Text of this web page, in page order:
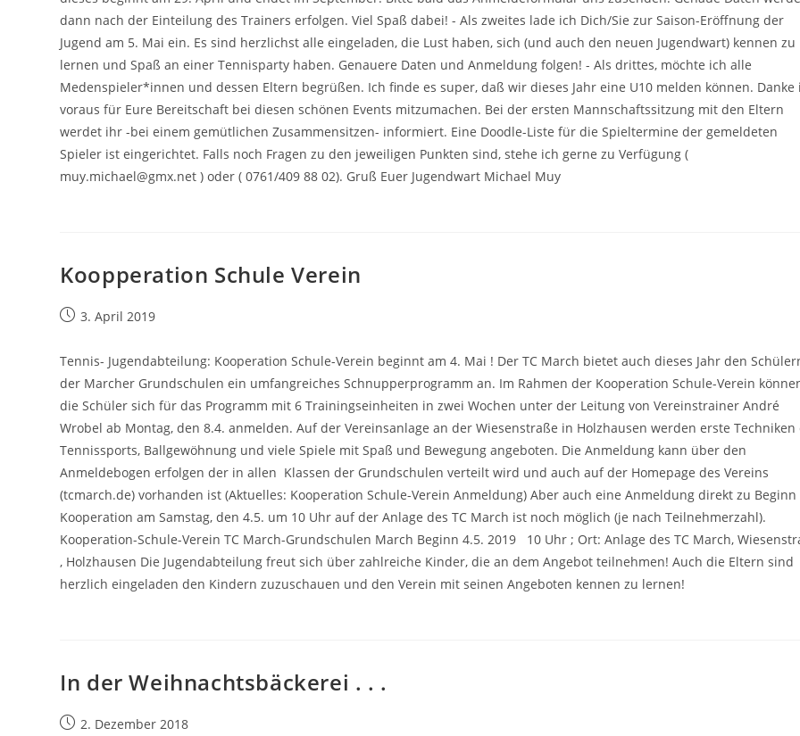
dann nach der Einteilung des Trainers erfolgen. Viel Spaß dabei! - Als zweites lade ich Dich/Sie zur Saison-Eröffnung der
Jugend am 5. Mai ein. Es sind herzlichst alle eingeladen, die Lust haben, sich (und auch den neuen Jugendwart) kennen zu
lernen und Spaß an einer Tennisparty haben. Genauere Daten und Anmeldung folgen! - Als drittes, möchte ich alle
Medenspieler*innen und dessen Eltern begrüßen. Ich finde es super, daß wir dieses Jahr eine U10 melden können. Danke
voraus für Eure Bereitschaft bei diesen schönen Events mitzumachen. Bei der ersten Mannschaftssitzung mit den Eltern
werdet ihr -bei einem gemütlichen Zusammensitzen- informiert. Eine Doodle-Liste für die Spieltermine der gemeldeten
Spieler ist eingerichtet. Falls noch Fragen zu den jeweiligen Punkten sind, stehe ich gerne zu Verfügung (
muy.michael@gmx.net ) oder ( 0761/409 88 02). Gruß Euer Jugendwart Michael Muy
Koopperation Schule Verein
Beitrag3. April 2019
Tennis- Jugendabteilung: Kooperation Schule-Verein beginnt am 4. Mai ! Der TC March bietet auch dieses Jahr den
der Marcher Grundschulen ein umfangreiches Schnupperprogramm an. Im Rahmen der Kooperation Schule-Verein
die Schüler sich für das Programm mit 6 Trainingseinheiten in zwei Wochen unter der Leitung von Vereinstrainer André
Wrobel ab Montag, den 8.4. anmelden. Auf der Vereinsanlage an der Wiesenstraße in Holzhausen werden erste Techniken
Tennissports, Ballgewöhnung und viele Spiele mit Spaß und Bewegung angeboten. Die Anmeldung kann über den
Anmeldebogen erfolgen der in allen Klassen der Grundschulen verteilt wird und auch auf der Homepage des Vereins
(tcmarch.de) vorhanden ist (Aktuelles: Kooperation Schule-Verein Anmeldung) Aber auch eine Anmeldung direkt zu
Kooperation am Samstag, den 4.5. um 10 Uhr auf der Anlage des TC March ist noch möglich (je nach Teilnehmerzahl).
Kooperation-Schule-Verein TC March-Grundschulen March Beginn 4.5. 2019 10 Uhr ; Ort: Anlage des TC March,
, Holzhausen Die Jugendabteilung freut sich über zahlreiche Kinder, die an dem Angebot teilnehmen! Auch die Eltern sind
herzlich eingeladen den Kindern zuzuschauen und den Verein mit seinen Angeboten kennen zu lernen!
In der Weihnachtsbäckerei . . .
Beitrag2. Dezember 2018